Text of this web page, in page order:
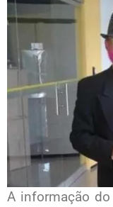
A informação